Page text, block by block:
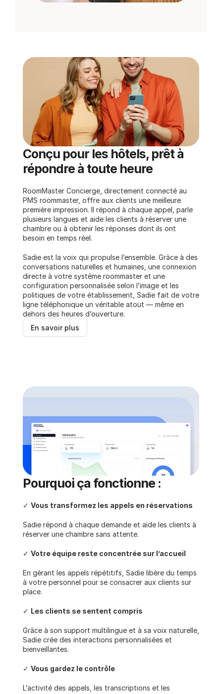
Conçu pour les hôtels, prêt à
répondre à toute heure
RoomMaster Concierge, directement connecté au
PMS roommaster, offre aux clients une meilleure
première impression. Il répond à chaque appel, parle
plusieurs langues et aide les clients à réserver une
chambre ou à obtenir les réponses dont ils ont
besoin en temps réel.
Sadie est la voix qui propulse l’ensemble. Grâce à des
conversations naturelles et humaines, une connexion
directe à votre système roommaster et une
configuration personnalisée selon l’image et les
politiques de votre établissement, Sadie fait de votre
ligne téléphonique un véritable atout — même en
dehors des heures d’ouverture.
En savoir plus
Pourquoi ça fonctionne :
✓ Vous transformez les appels en réservations
Sadie répond à chaque demande et aide les clients à
réserver une chambre sans attente.
✓ Votre équipe reste concentrée sur l’accueil
En gérant les appels répétitifs, Sadie libère du temps
à votre personnel pour se consacrer aux clients sur
place.
✓ Les clients se sentent compris
Grâce à son support multilingue et à sa voix naturelle,
Sadie crée des interactions personnalisées et
bienveillantes.
✓ Vous gardez le contrôle
L’activité des appels, les transcriptions et les